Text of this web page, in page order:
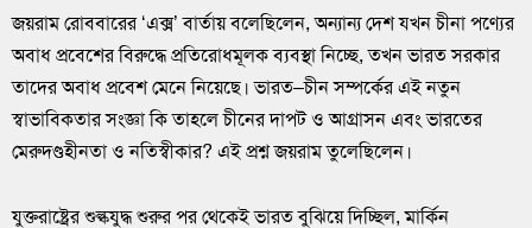
জয়রাম রোববারের ‘এক্স’ বার্তায় বলেছিলেন, অন্যান্য দেশ যখন চীনা পণ্যের
অবাধ প্রবেশের বিরুদ্ধে প্রতিরোধমূলক ব্যবস্থা নিচ্ছে, তখন ভারত সরকার
তাদের অবাধ প্রবেশ মেনে নিয়েছে। ভারত–চীন সম্পর্কের এই নতুন
স্বাভাবিকতার সংজ্ঞা কি তাহলে চীনের দাপট ও আগ্রাসন এবং ভারতের
মেরুদণ্ডহীনতা ও নতিস্বীকার? এই প্রশ্ন জয়রাম তুলেছিলেন।
যুক্তরাষ্ট্রের শুল্কযুদ্ধ শুরুর পর থেকেই ভারত বুঝিয়ে দিচ্ছিল, মার্কিন